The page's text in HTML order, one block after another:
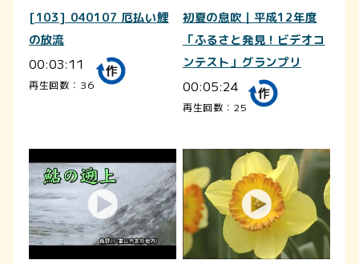
[103] 040107 厄払い鯉
の放流
00:03:11
再生回数：36
初夏の息吹｜平成12年度
「ふるさと発見！ビデオコ
ンテスト」グランプリ
00:05:24
再生回数：25